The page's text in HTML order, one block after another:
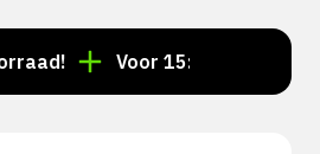
Voor 15:00 besteld =